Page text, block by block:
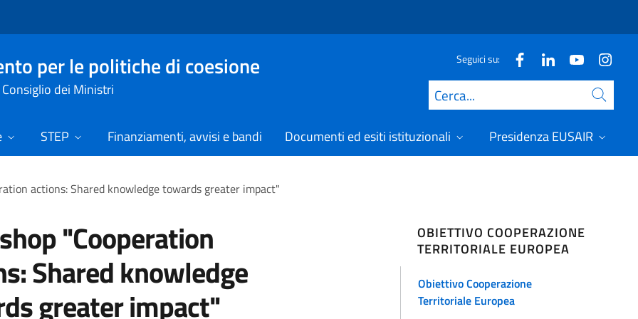
per le politiche di coesione
dei Ministri
Seguici su:
Cerca
STEP Finanziamenti, avvisi e bandi Documenti ed esiti istituzionali Presidenza EUSAIR
actions: Shared knowledge towards greater impact"
"Cooperation
Shared knowledge
greater impact"
OBIETTIVO COOPERAZIONE
TERRITORIALE EUROPEA
Obiettivo Cooperazione
Territoriale Europea